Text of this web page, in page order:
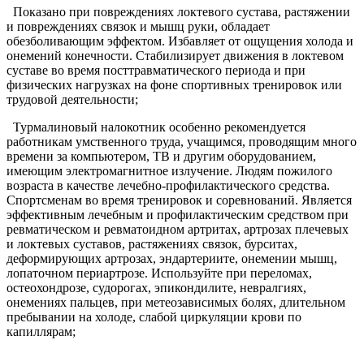
Показано при повреждениях локтевого сустава, растяжении
и повреждениях связок и мышц руки, обладает
обезболивающим эффектом. Избавляет от ощущения холода и
онемений конечности. Стабилизирует движения в локтевом
суставе во время посттравматического периода и при
физических нагрузках на фоне спортивных тренировок или
трудовой деятельности;
Турмалиновый налокотник особенно рекомендуется
работникам умственного труда, учащимся, проводящим много
времени за компьютером, ТВ и другим оборудованием,
имеющим электромагнитное излучение. Людям пожилого
возраста в качестве лечебно-профилактического средства.
Спортсменам во время тренировок и соревнований. Является
эффективным лечебным и профилактическим средством при
ревматическом и ревматоидном артритах, артрозах плечевых
и локтевых суставов, растяжениях связок, бурситах,
деформирующих артрозах, эндартериите, онемении мышц,
лопаточном периартрозе. Используйте при переломах,
остеохондрозе, судорогах, эпикондилите, невралгиях,
онемениях пальцев, при метеозависимых болях, длительном
пребывании на холоде, слабой циркуляции крови по
капиллярам;